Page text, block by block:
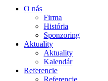
O nás
Firma
História
Sponzoring
Aktuality
Aktuality
Kalendár
Referencie